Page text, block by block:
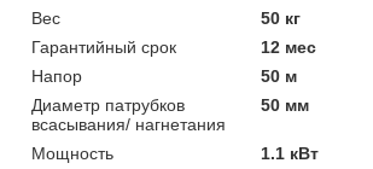
Вес
50 кг
Гарантийный срок
12 мес
Напор
50 м
Диаметр патрубков
всасывания/ нагнетания
50 мм
Мощность
1.1 кВт